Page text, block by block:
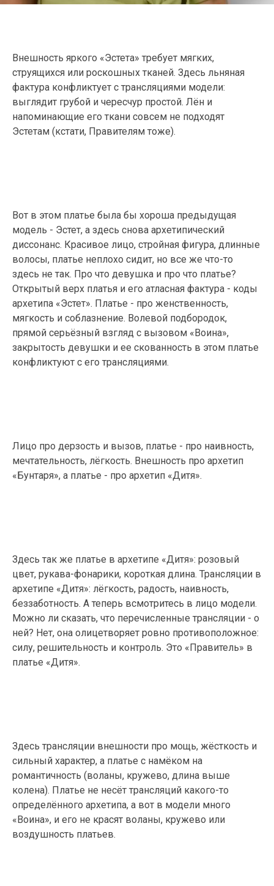
Внешность яркого «Эстета» требует мягких,
струящихся или роскошных тканей. Здесь льняная
фактура конфликтует с трансляциями модели:
выглядит грубой и чересчур простой. Лён и
напоминающие его ткани совсем не подходят
Эстетам (кстати, Правителям тоже).
Вот в этом платье была бы хороша предыдущая
модель - Эстет, а здесь снова архетипический
диссонанс. Красивое лицо, стройная фигура, длинные
волосы, платье неплохо сидит, но все же что-то
здесь не так. Про что девушка и про что платье?
Открытый верх платья и его атласная фактура - коды
архетипа «Эстет». Платье - про женственность,
мягкость и соблазнение. Волевой подбородок,
прямой серьёзный взгляд с вызовом «Воина»,
закрытость девушки и ее скованность в этом платье
конфликтуют с его трансляциями.
Лицо про дерзость и вызов, платье - про наивность,
мечтательность, лёгкость. Внешность про архетип
«Бунтаря», а платье - про архетип «Дитя».
Здесь так же платье в архетипе «Дитя»: розовый
цвет, рукава-фонарики, короткая длина. Трансляции в
архетипе «Дитя»: лёгкость, радость, наивность,
беззаботность. А теперь всмотритесь в лицо модели.
Можно ли сказать, что перечисленные трансляции - о
ней? Нет, она олицетворяет ровно противоположное:
силу, решительность и контроль. Это «Правитель» в
платье «Дитя».
Здесь трансляции внешности про мощь, жёсткость и
сильный характер, а платье с намёком на
романтичность (воланы, кружево, длина выше
колена). Платье не несёт трансляций какого-то
определённого архетипа, а вот в модели много
«Воина», и его не красят воланы, кружево или
воздушность платьев.